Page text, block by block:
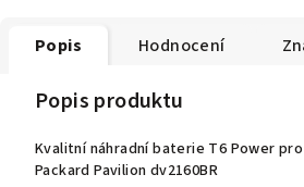
Popis Hodnocení
Popis produktu
Kvalitní náhradní baterie T6 Power
Packard Pavilion dv2160BR